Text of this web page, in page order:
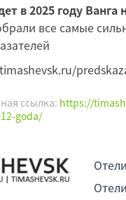
в 2025 году
все самые
ссылка: https://
goda/